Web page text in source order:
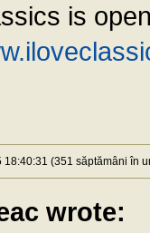
is
18:40:31 (351 săptămâni în
wrote: